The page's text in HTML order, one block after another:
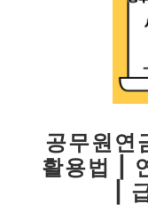
공무원연
활용법 |
|